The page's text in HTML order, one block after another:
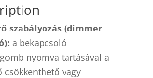
szabályozás (dimmer
a bekapcsoló
nyomva tartásával a
csökkenthető vagy